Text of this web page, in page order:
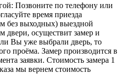
Позвоните по телефону или
время приезда
без выходных) выездной
двери, осуществит замер и
Вы уже выбрали дверь, то
проёма. Замер производится в
заявки. Стоимость замера 1
мы вернем стоимость